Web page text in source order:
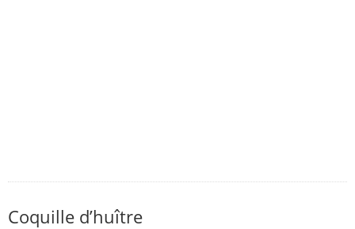
Coquille d’huître